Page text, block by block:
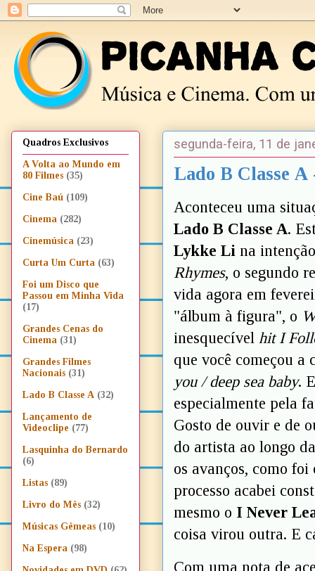
segunda-feira, 11 de
Lado B Classe
Aconteceu uma
Lado B Classe A.
Lykke Li na
Rhymes, o segundo
vida agora em
"álbum à figura", o
inesquecível hit I
que você começou
you / deep sea baby.
especialmente pela
Gosto de ouvir e de
do artista ao longo
os avanços, como
processo acabei
mesmo o I Never
coisa virou outra. E
Com uma nota de
Quadros Exclusivos
A Volta ao Mundo em
80 Filmes (35)
Cine Baú (109)
Cinema (282)
Cinemúsica (23)
Curta Um Curta (63)
Foi um Disco que
Passou em Minha Vida
(17)
Grandes Cenas do
Cinema (31)
Grandes Filmes
Nacionais (31)
Lado B Classe A (32)
Lançamento de
Videoclipe (77)
Lasquinha do Bernardo
(6)
Listas (89)
Livro do Mês (32)
Músicas Gêmeas (10)
Na Espera (98)